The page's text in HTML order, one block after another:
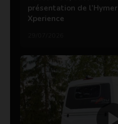
présentation de
Xperience